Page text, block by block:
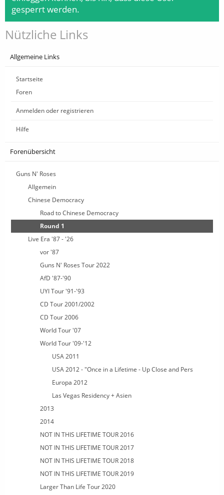
gesperrt werden.
Nützliche Links
Allgemeine Links
Startseite
Foren
Anmelden oder registrieren
Hilfe
Forenübersicht
Guns N' Roses
Allgemein
Chinese Democracy
Road to Chinese Democracy
Round 1
Live Era '87 - '26
vor '87
Guns N' Roses Tour 2022
AfD '87-'90
UYI Tour '91-'93
CD Tour 2001/2002
CD Tour 2006
World Tour '07
World Tour '09-'12
USA 2011
USA 2012 - "Once in a Lifetime - Up Close and Pers
Europa 2012
Las Vegas Residency + Asien
2013
2014
NOT IN THIS LIFETIME TOUR 2016
NOT IN THIS LIFETIME TOUR 2017
NOT IN THIS LIFETIME TOUR 2018
NOT IN THIS LIFETIME TOUR 2019
Larger Than Life Tour 2020